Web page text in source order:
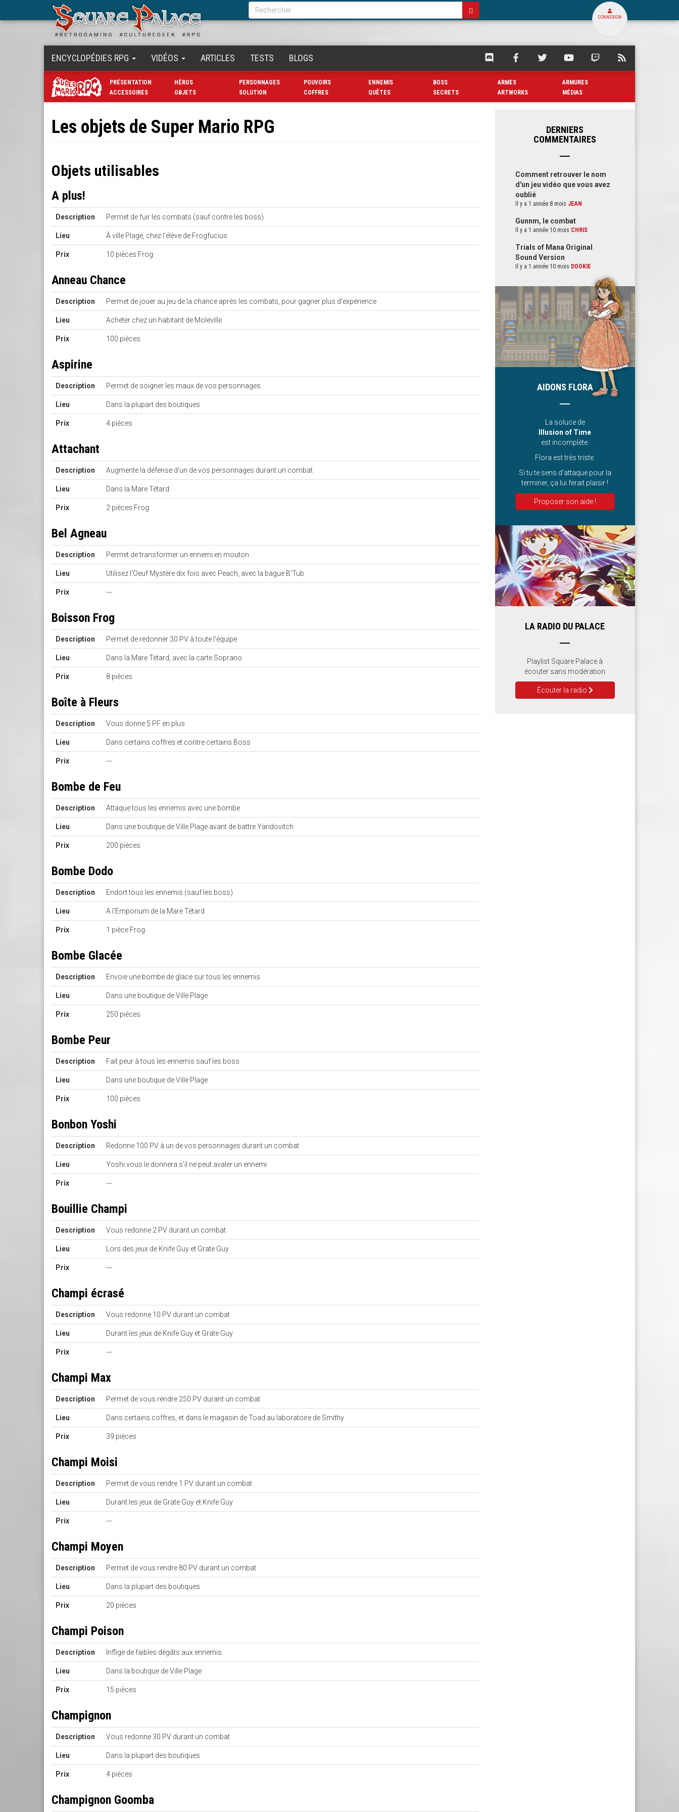
Formulaire
de
recherche
Rechercher
CONNEXION
ENCYCLOPÉDIES RPG VIDÉOS ARTICLES TESTS BLOGS
SQUARE
SUR
DISCORD
SQUARE
FACEBOOK
SQUARE
TWITTER
SQUARE
SUR
YOUTUBE
SQUARE
PRÉSENTATION HÉROS PERSONNAGES POUVOIRS ENNEMIS BOSS ARMES
ARMURES
ACCESSOIRES
OBJETS SOLUTION COFFRES QUÊTES SECRETS ARTWORKS MÉDIAS
Les objets de Super Mario RPG
Objets utilisables
A plus!
Description Permet de fuir les combats (sauf contre les boss)
Lieu À ville Plage, chez l'élève de Frogfucius
Prix 10 pièces Frog
Anneau Chance
Description Permet de jouer au jeu de la chance après les combats, pour gagner plus d'expérience
Lieu Acheter chez un habitant de Moleville
Prix 100 pièces
Aspirine
Description Permet de soigner les maux de vos personnages
Lieu Dans la plupart des boutiques
Prix 4 pièces
Attachant
Description Augmente la défense d'un de vos personnages durant un combat
Lieu Dans la Mare Tétard
Prix 2 pièces Frog
Bel Agneau
Description Permet de transformer un ennemi en mouton
Lieu Utilisez l'Oeuf Mystère dix fois avec Peach, avec la bague B'Tub
Prix ---
Boisson Frog
Description Permet de redonner 30 PV à toute l'équipe
Lieu Dans la Mare Tétard, avec la carte Soprano
Prix 8 pièces
Boîte à Fleurs
Description Vous donne 5 PF en plus
Lieu Dans certains coffres et contre certains Boss
Prix ---
Bombe de Feu
Description Attaque tous les ennemis avec une bombe
Lieu Dans une boutique de Ville Plage avant de battre Yaridovitch
Prix 200 pièces
Bombe Dodo
Description Endort tous les ennemis (sauf les boss)
Lieu A l'Emporium de la Mare Tétard
Prix 1 pièce Frog
Bombe Glacée
Description Envoie une bombe de glace sur tous les ennemis
Lieu Dans une boutique de Ville Plage
Prix 250 pièces
Bombe Peur
Description Fait peur à tous les ennemis sauf les boss
Lieu Dans une boutique de Ville Plage
Prix 100 pièces
Bonbon Yoshi
Description Redonne 100 PV à un de vos personnages durant un combat
Lieu Yoshi vous le donnera s'il ne peut avaler un ennemi
Prix ---
Bouillie Champi
Description Vous redonne 2 PV durant un combat
Lieu Lors des jeux de Knife Guy et Grate Guy
Prix ---
Champi écrasé
Description Vous redonne 10 PV durant un combat
Lieu Durant les jeux de Knife Guy et Grate Guy
Prix ---
Champi Max
Description Permet de vous rendre 250 PV durant un combat
Lieu Dans certains coffres, et dans le magasin de Toad au laboratoire de Smithy
Prix 39 pièces
Champi Moisi
Description Permet de vous rendre 1 PV durant un combat
Lieu Durant les jeux de Grate Guy et Knife Guy
Prix ---
Champi Moyen
Description Permet de vous rendre 80 PV durant un combat
Lieu Dans la plupart des boutiques
Prix 20 pièces
Champi Poison
Description Inflige de faibles dégâts aux ennemis
Lieu Dans la boutique de Ville Plage
Prix 15 pièces
Champignon
Description Vous redonne 30 PV durant un combat
Lieu Dans la plupart des boutiques
Prix 4 pièces
Champignon Goomba
DERNIERS
COMMENTAIRES
Comment retrouver le nom
d'un jeu vidéo que vous avez
oublié
Il y a 1 année 8 mois JEAN
Gunnm, le combat
Il y a 1 année 10 mois CHRIS
Trials of Mana Original
Sound Version
Il y a 1 année 10 mois DOOKIE
AIDONS FLORA
La soluce de
Illusion of Time
est incomplète.
Flora est très triste.
Si tu te sens d’attaque pour la
terminer, ça lui ferait plaisir !
Proposer son aide !
LA RADIO DU PALACE
Playlist Square Palace à
écouter sans modération
Écouter la radio